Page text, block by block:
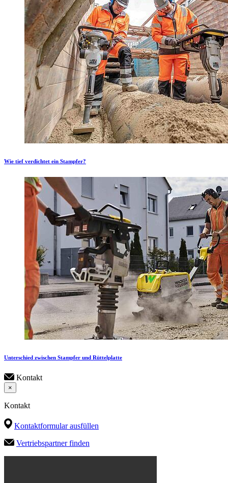
Wie tief verdichtet ein Stampfer?
Unterschied zwischen Stampfer und Rüttelplatte
Kontakt
×
Kontakt
Kontaktformular ausfüllen
Vertriebspartner finden